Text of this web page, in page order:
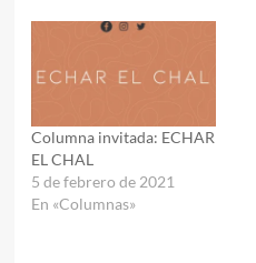
Columna invitada: ECHAR
EL CHAL
5 de febrero de 2021
En «Columnas»